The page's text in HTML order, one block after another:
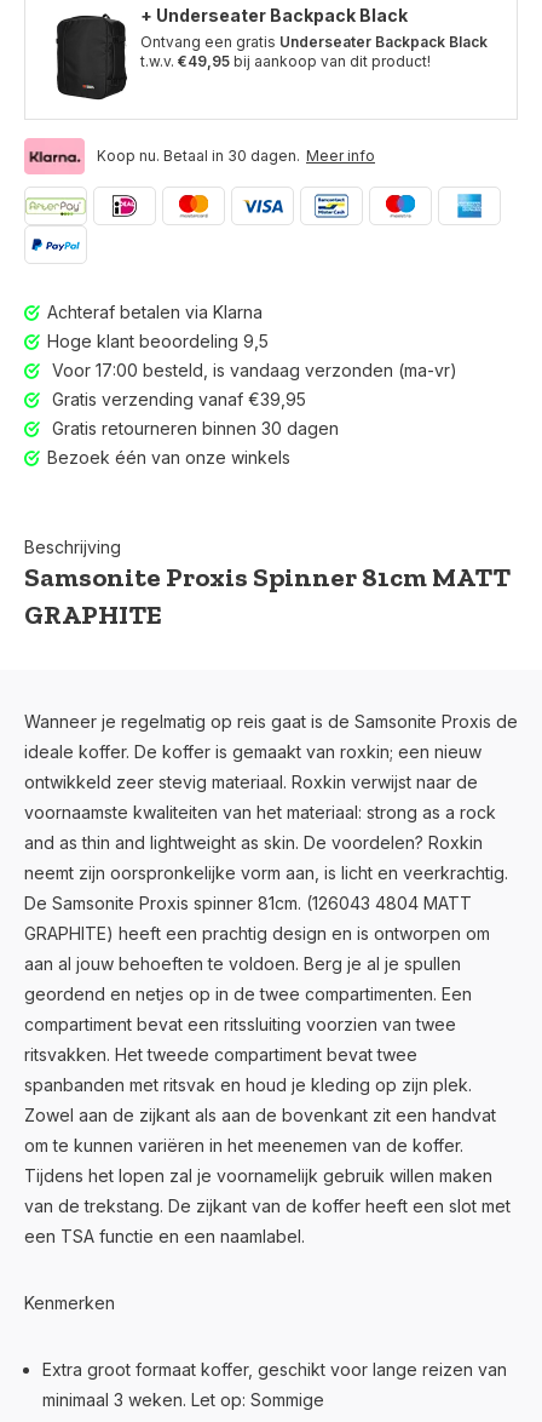
+ Underseater Backpack Black
Ontvang een gratis Underseater Backpack Black
t.w.v. €49,95 bij aankoop van dit product!
Koop nu. Betaal in 30 dagen. Meer info
Achteraf betalen via Klarna
Hoge klant beoordeling 9,5
Voor 17:00 besteld, is vandaag verzonden (ma-vr)
Gratis verzending vanaf €39,95
Gratis retourneren binnen 30 dagen
Bezoek één van onze winkels
Beschrijving
Samsonite Proxis Spinner 81cm MATT
GRAPHITE
Wanneer je regelmatig op reis gaat is de Samsonite Proxis de
ideale koffer. De koffer is gemaakt van roxkin; een nieuw
ontwikkeld zeer stevig materiaal. Roxkin verwijst naar de
voornaamste kwaliteiten van het materiaal: strong as a rock
and as thin and lightweight as skin. De voordelen? Roxkin
neemt zijn oorspronkelijke vorm aan, is licht en veerkrachtig.
De Samsonite Proxis spinner 81cm. (126043 4804 MATT
GRAPHITE) heeft een prachtig design en is ontworpen om
aan al jouw behoeften te voldoen. Berg je al je spullen
geordend en netjes op in de twee compartimenten. Een
compartiment bevat een ritssluiting voorzien van twee
ritsvakken. Het tweede compartiment bevat twee
spanbanden met ritsvak en houd je kleding op zijn plek.
Zowel aan de zijkant als aan de bovenkant zit een handvat
om te kunnen variëren in het meenemen van de koffer.
Tijdens het lopen zal je voornamelijk gebruik willen maken
van de trekstang. De zijkant van de koffer heeft een slot met
een TSA functie en een naamlabel.
Kenmerken
Extra groot formaat koffer, geschikt voor lange reizen van
minimaal 3 weken. Let op: Sommige